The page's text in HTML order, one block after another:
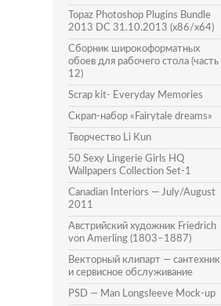
Topaz Photoshop Plugins Bundle
2013 DC 31.10.2013 (x86/x64)
Сборник широкоформатных
обоев для рабочего стола (часть
12)
Scrap kit- Everyday Memories
Скрап-набор «Fairytale dreams»
Творчество Li Kun
50 Sexy Lingerie Girls HQ
Wallpapers Collection Set-1
Canadian Interiors — July/August
2011
Австрийский художник Friedrich
von Amerling (1803–1887)
Векторный клипарт — сантехник
и сервисное обслуживание
PSD — Man Longsleeve Mock-up